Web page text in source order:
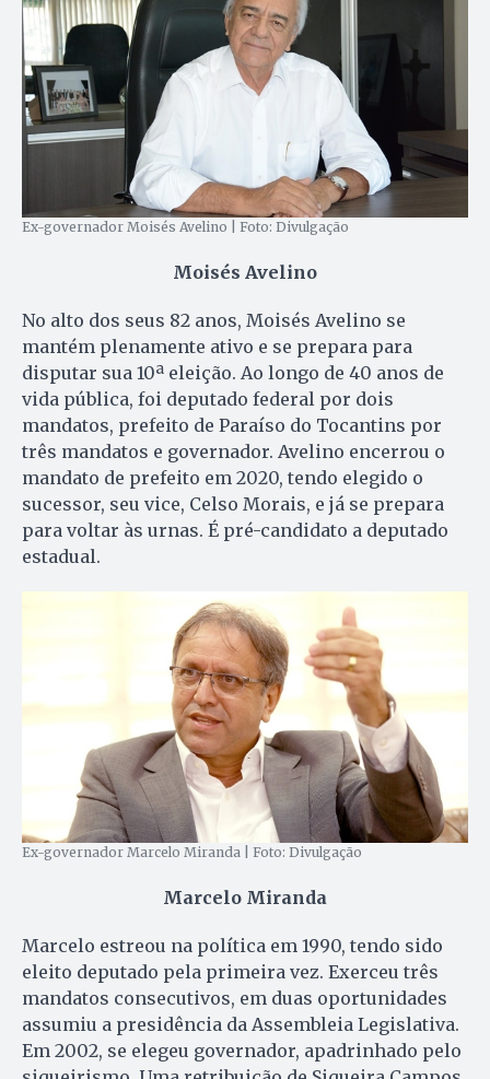
Ex-governador Moisés Avelino | Foto: Divulgação
Moisés Avelino
No alto dos seus 82 anos, Moisés Avelino se
mantém plenamente ativo e se prepara para
disputar sua 10ª eleição. Ao longo de 40 anos de
vida pública, foi deputado federal por dois
mandatos, prefeito de Paraíso do Tocantins por
três mandatos e governador. Avelino encerrou o
mandato de prefeito em 2020, tendo elegido o
sucessor, seu vice, Celso Morais, e já se prepara
para voltar às urnas. É pré-candidato a deputado
estadual.
Ex-governador Marcelo Miranda | Foto: Divulgação
Marcelo Miranda
Marcelo estreou na política em 1990, tendo sido
eleito deputado pela primeira vez. Exerceu três
mandatos consecutivos, em duas oportunidades
assumiu a presidência da Assembleia Legislativa.
Em 2002, se elegeu governador, apadrinhado pelo